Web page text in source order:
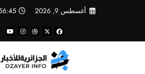
أغسطس 9, 2026 PM